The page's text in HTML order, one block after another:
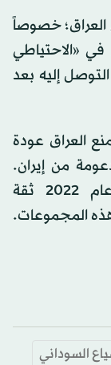
العراق؛ خصوصاً
في «الاحتياطي
إليه بعد
العراق عودة
من إيران.
ونال السوداني الذي تولى منصبه عام 2022 ثقة
المجموعات.
السوداني